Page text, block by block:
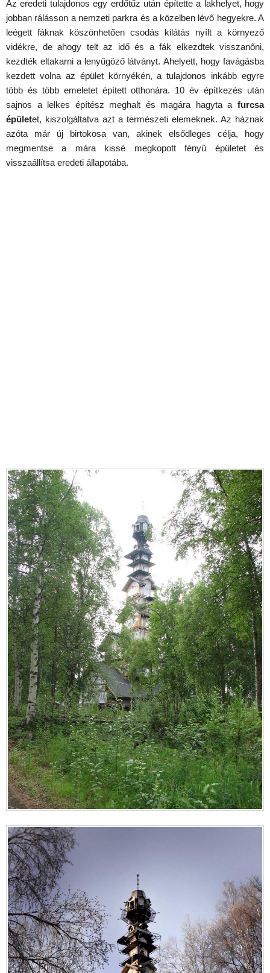
Az eredeti tulajdonos egy erdőtűz után építette a lakhelyet, hogy
jobban rálásson a nemzeti parkra és a közelben lévő hegyekre. A
leégett fáknak köszönhetően csodás kilátás nyílt a környező
vidékre, de ahogy telt az idő és a fák elkezdtek visszanőni,
kezdték eltakarni a lenyűgöző látványt. Ahelyett, hogy favágásba
kezdett volna az épület környékén, a tulajdonos inkább egyre
több és több emeletet épített otthonára. 10 év építkezés után
sajnos a lelkes építész meghalt és magára hagyta a furcsa
épületet, kiszolgáltatva azt a természeti elemeknek. Az háznak
azóta már új birtokosa van, akinek elsődleges célja, hogy
megmentse a mára kissé megkopott fényű épületet és
visszaállítsa eredeti állapotába.